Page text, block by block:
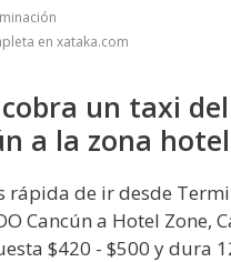
en xataka.com
un taxi
a la zona
rápida de ir desde
Cancún a Hotel Zone,
$420 - $500 y dura